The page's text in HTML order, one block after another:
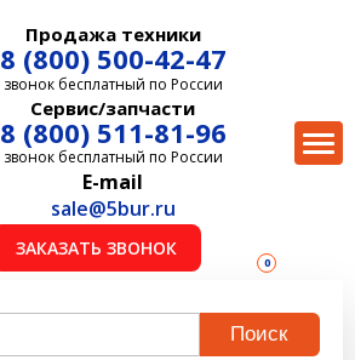
Продажа техники
8 (800) 500-42-47
звонок бесплатный по России
Сервис/запчасти
8 (800) 511-81-96
звонок бесплатный по России
E-mail
sale@5bur.ru
ЗАКАЗАТЬ ЗВОНОК
0
Поиск